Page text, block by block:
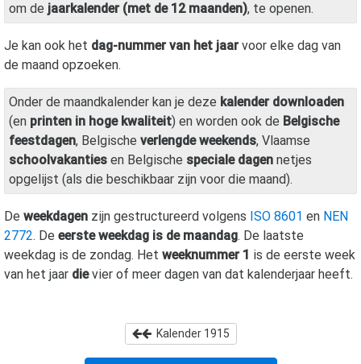
om de jaarkalender (met de 12 maanden), te openen.
Je kan ook het dag-nummer van het jaarvoor elke dag van
de maand opzoeken.
Onder de maandkalender kan je deze kalender downloaden
(en printen in hoge kwaliteit) en worden ook de Belgische
feestdagen, Belgische verlengde weekends, Vlaamse
schoolvakanties en Belgische speciale dagen netjes
opgelijst (als die beschikbaar zijn voor die maand).
De weekdagen zijn gestructureerd volgens ISO 8601 en NEN
2772. De eerste weekdag is de maandag. De laatste
weekdag is de zondag. Het weeknummer 1 is de eerste week
van het jaar dievier of meer dagen van dat kalenderjaar heeft.
Kalender 1915